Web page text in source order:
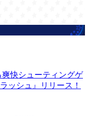
快シューティングゲ
ッシュ』リリース！